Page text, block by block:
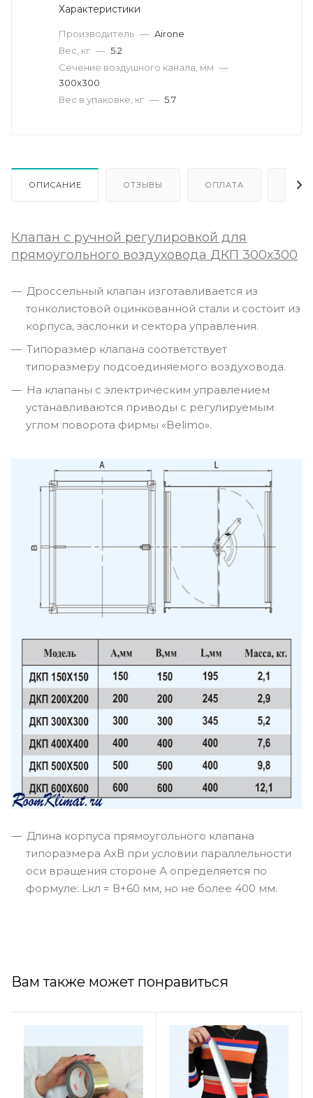
Характеристики
Производитель — Airone
Вес, кг — 5.2
Сечение воздушного канала, мм —
300х300
Вес в упаковке, кг — 5.7
ОПИСАНИЕ ОТЗЫВЫ ОПЛАТА
Клапан с ручной регулировкой для
прямоугольного воздуховода ДКП 300х300
Дроссельный клапан изготавливается из
тонколистовой оцинкованной стали и состоит из
корпуса, заслонки и сектора управления.
Типоразмер клапана соответствует
типоразмеру подсоединяемого воздуховода.
На клапаны с электрическим управлением
устанавливаются приводы с регулируемым
углом поворота фирмы «Belimo».
Длина корпуса прямоугольного клапана
типоразмера АхВ при условии параллельности
оси вращения стороне А определяется по
формуле: Lкл = В+60 мм, но не более 400 мм.
Вам также может понравиться